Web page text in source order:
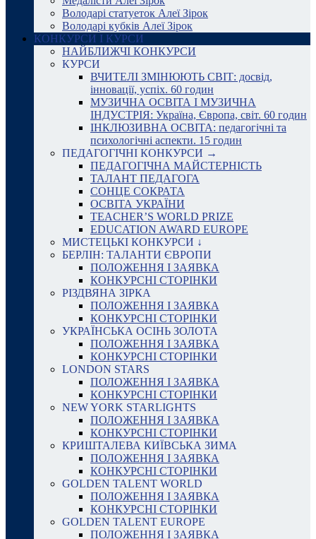
Володарі статуеток Алеї Зірок
Володарі кубків Алеї Зірок
КОНКУРСИ І КУРСИ
НАЙБЛИЖЧІ КОНКУРСИ
КУРСИ
ВЧИТЕЛІ ЗМІНЮЮТЬ СВІТ: досвід,
інновації, успіх. 60 годин
МУЗИЧНА ОСВІТА І МУЗИЧНА
ІНДУСТРІЯ: Україна, Європа, світ. 60 годин
ІНКЛЮЗИВНА ОСВІТА: педагогічні та
психологічні аспекти. 15 годин
ПЕДАГОГІЧНІ КОНКУРСИ →
ПЕДАГОГІЧНА МАЙСТЕРНІСТЬ
ТАЛАНТ ПЕДАГОГА
СОНЦЕ СОКРАТА
ОСВІТА УКРАЇНИ
TEACHER’S WORLD PRIZE
EDUCATION AWARD EUROPE
МИСТЕЦЬКІ КОНКУРСИ ↓
БЕРЛІН: ТАЛАНТИ ЄВРОПИ
ПОЛОЖЕННЯ І ЗАЯВКА
КОНКУРСНІ СТОРІНКИ
РІЗДВЯНА ЗІРКА
ПОЛОЖЕННЯ І ЗАЯВКА
КОНКУРСНІ СТОРІНКИ
УКРАЇНСЬКА ОСІНЬ ЗОЛОТА
ПОЛОЖЕННЯ І ЗАЯВКА
КОНКУРСНІ СТОРІНКИ
LONDON STARS
ПОЛОЖЕННЯ І ЗАЯВКА
КОНКУРСНІ СТОРІНКИ
NEW YORK STARLIGHTS
ПОЛОЖЕННЯ І ЗАЯВКА
КОНКУРСНІ СТОРІНКИ
КРИШТАЛЕВА КИЇВСЬКА ЗИМА
ПОЛОЖЕННЯ І ЗАЯВКА
КОНКУРСНІ СТОРІНКИ
GOLDEN TALENT WORLD
ПОЛОЖЕННЯ І ЗАЯВКА
КОНКУРСНІ СТОРІНКИ
GOLDEN TALENT EUROPE
ПОЛОЖЕННЯ І ЗАЯВКА